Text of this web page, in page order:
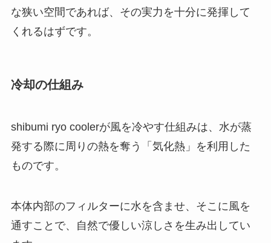
な狭い空間であれば、その実力を十分に発揮して
くれるはずです。
冷却の仕組み
shibumi ryo coolerが風を冷やす仕組みは、水が蒸
発する際に周りの熱を奪う「気化熱」を利用した
ものです。
本体内部のフィルターに水を含ませ、そこに風を
通すことで、自然で優しい涼しさを生み出してい